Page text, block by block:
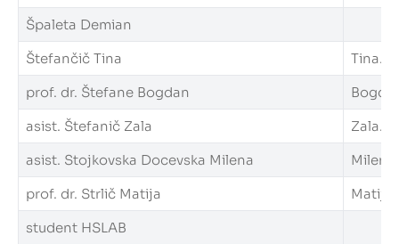
Špaleta Demian
Štefančič Tina
prof. dr. Štefane Bogdan
asist. Štefanič Zala
asist. Stojkovska Docevska Milena
prof. dr. Strlič Matija
student HSLAB